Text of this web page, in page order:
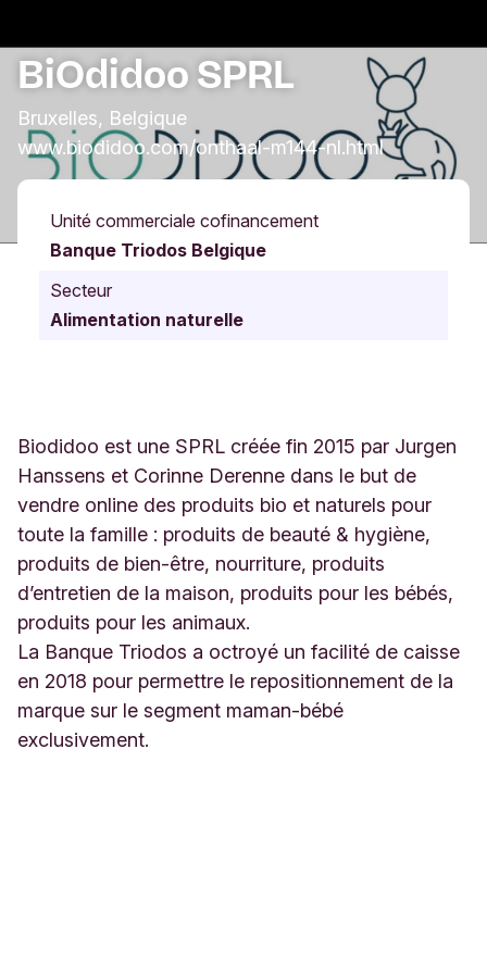
BiOdidoo SPRL
Bruxelles, Belgique
www.biodidoo.com/onthaal-m144-nl.html
Unité commerciale cofinancement
Banque Triodos Belgique
Secteur
Alimentation naturelle
Biodidoo est une SPRL créée fin 2015 par Jurgen
Hanssens et Corinne Derenne dans le but de
vendre online des produits bio et naturels pour
toute la famille : produits de beauté & hygiène,
produits de bien-être, nourriture, produits
d’entretien de la maison, produits pour les bébés,
produits pour les animaux.
La Banque Triodos a octroyé un facilité de caisse
en 2018 pour permettre le repositionnement de la
marque sur le segment maman-bébé
exclusivement.